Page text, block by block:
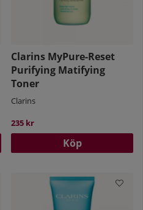
Clarins MyPure-Reset
Purifying Matifying
Toner
Clarins
235 kr
Köp